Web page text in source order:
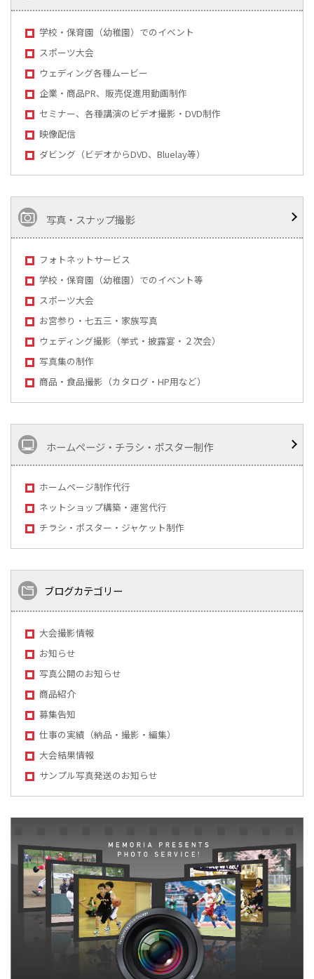
学校・保育園（幼稚園）でのイベント
スポーツ大会
ウェディング各種ムービー
企業・商品PR、販売促進用動画制作
セミナー、各種講演のビデオ撮影・DVD制作
映像配信
ダビング（ビデオからDVD、Bluelay等）
写真・スナップ撮影
フォトネットサービス
学校・保育園（幼稚園）でのイベント等
スポーツ大会
お宮参り・七五三・家族写真
ウェディング撮影（挙式・披露宴・２次会）
写真集の制作
商品・食品撮影（カタログ・HP用など）
ホームページ・チラシ・ポスター制作
ホームページ制作代行
ネットショップ構築・運営代行
チラシ・ポスター・ジャケット制作
ブログカテゴリー
大会撮影情報
お知らせ
写真公開のお知らせ
商品紹介
募集告知
仕事の実績（納品・撮影・編集）
大会結果情報
サンプル写真発送のお知らせ